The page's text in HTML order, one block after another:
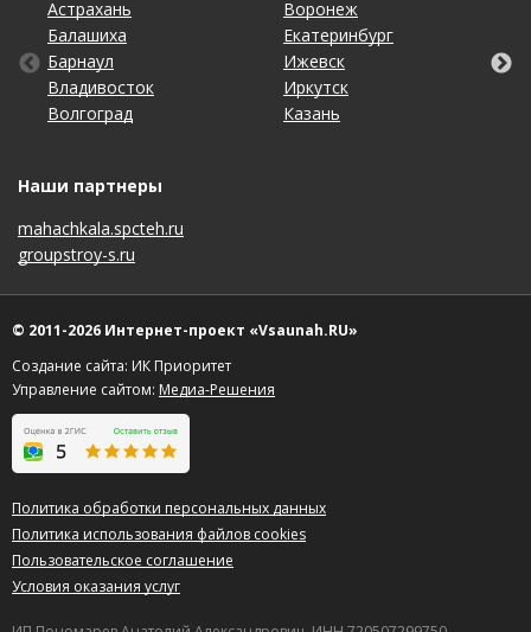
Астрахань
Балашиха
Барнаул
Владивосток
Волгоград
Воронеж
Екатеринбург
Ижевск
Иркутск
Казань
Калининград
Кемерово
Киров
Краснодар
Красноярск
Липецк
Москва
Набережные Челны
Нижний Новгород
Новосибирск
Омск
Оренбург
Пенза
Пермь
Ростов-на-Дону
Рязань
Самара
Санкт-Петербург
Саратов
Ставрополь
Тольятти
Томск
Тула
Тюмень
Ульяновск
Уфа
Хабаровск
Чебоксары
Челябинск
Ярославль
Наши партнеры
mahachkala.spcteh.ru
groupstroy-s.ru
© 2011-2026 Интернет-проект «Vsaunah.RU»
Создание сайта: ИК Приоритет
Управление сайтом: Медиа-Решения
Политика обработки персональных данных
Политика использования файлов cookies
Пользовательское соглашение
Условия оказания услуг